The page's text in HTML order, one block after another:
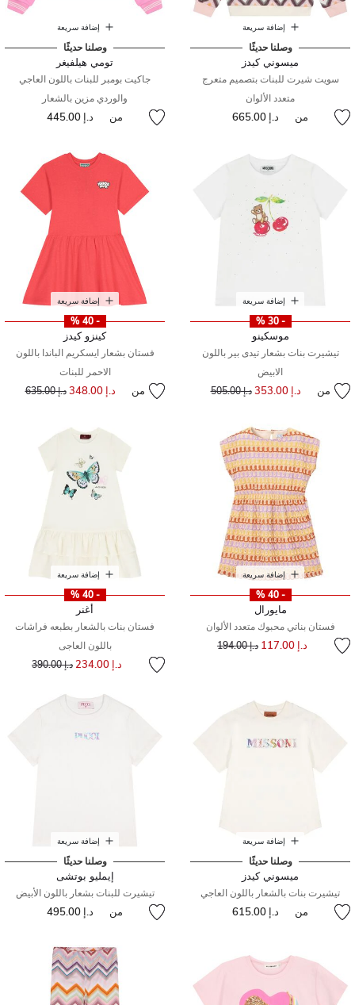
إضافة سريعة
وصلنا حديثًا
ميسوني كيدز
سويت شيرت للبنات بتصميم متعرج
متعدد الألوان
من د.إ 665.00
إضافة سريعة
وصلنا حديثًا
تومي هيلفيغر
جاكيت بومبر للبنات باللون العاجي
والوردي مزين بالشعار
من د.إ 445.00
إضافة سريعة
- 30 %
موسكينو
تيشيرت بنات بشعار تيدى بير باللون
الابيض
من د.إ 353.00 سعر مخفض مند.إ 505.00
إضافة سريعة
- 40 %
كينزو كيدز
فستان بشعار ايسكريم الباندا باللون
الاحمر للبنات
من د.إ 348.00 سعر مخفض من
د.إ 635.00 إلى
إضافة سريعة
- 40 %
مايورال
فستان بناتي محبوك متعدد الألوان
د.إ 117.00 سعر مخفض مند.إ 194.00
إضافة سريعة
- 40 %
أغنر
فستان بنات بالشعار بطبعه فراشات
باللون العاجى
د.إ 234.00 سعر مخفض من
د.إ 390.00 إلى
إضافة سريعة
وصلنا حديثًا
ميسوني كيدز
تيشيرت بنات بالشعار باللون العاجي
من د.إ 615.00
إضافة سريعة
وصلنا حديثًا
إيمليو بوتشى
تيشيرت للبنات بشعار باللون الأبيض
من د.إ 495.00